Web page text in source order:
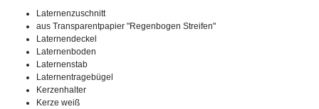
Laternenzuschnitt
aus Transparentpapier "Regenbogen Streifen"
Laternendeckel
Laternenboden
Laternenstab
Laternentragebügel
Kerzenhalter
Kerze weiß